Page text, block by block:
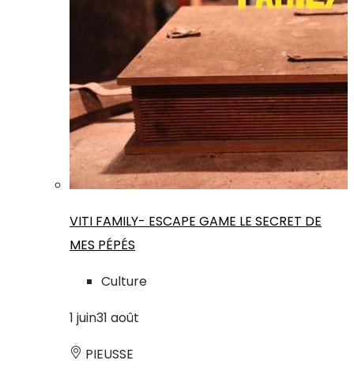
VITI FAMILY- ESCAPE GAME LE SECRET DE
MES PÉPÉS
Culture
1 juin31 août
PIEUSSE